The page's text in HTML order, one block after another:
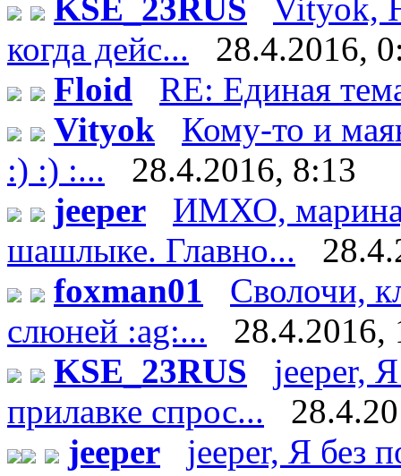
KSE_23RUS
Vityok,
когда дейс...
28.4.2016,
Floid
RE: Единая
Vityok
Кому-то и
:) :) :...
28.4.2016, 8:13
jeeper
ИМХО,
шашлыке. Главно...
foxman01
Сволочи,
слюней :ag:...
28.4.2016,
KSE_23RUS
jeeper,
прилавке спрос...
jeeper
jeeper, Я без